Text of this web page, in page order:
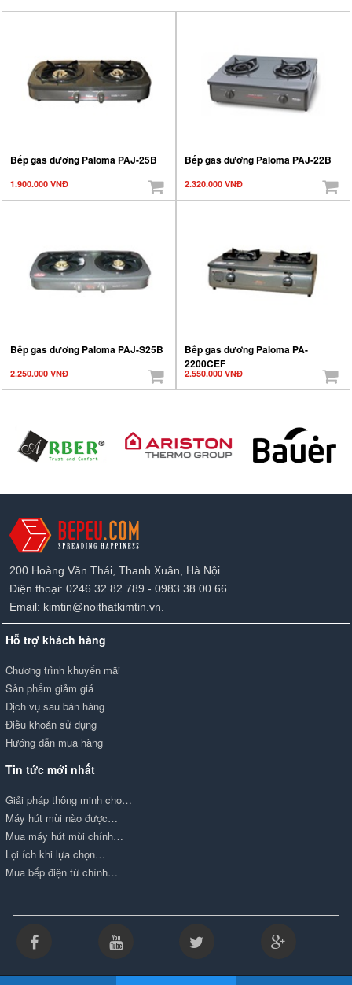
Bếp gas dương Paloma PAJ-25B
1.900.000 VNĐ
Bếp gas dương Paloma PAJ-22B
2.320.000 VNĐ
Bếp gas dương Paloma PAJ-S25B
2.250.000 VNĐ
Bếp gas dương Paloma PA-
2200CEF
2.550.000 VNĐ
200 Hoàng Văn Thái, Thanh Xuân, Hà Nội
Điện thoại: 0246.32.82.789 - 0983.38.00.66.
Email: kimtin@noithatkimtin.vn.
Hỗ trợ khách hàng
Chương trình khuyến mãi
Sản phẩm giảm giá
Dịch vụ sau bán hàng
Điều khoản sử dụng
Hướng dẫn mua hàng
Tin tức mới nhất
Giải pháp thông minh cho…
Máy hút mùi nào được…
Mua máy hút mùi chính…
Lợi ích khi lựa chọn…
Mua bếp điện từ chính…